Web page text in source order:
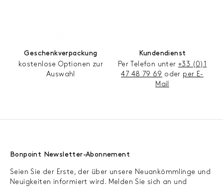
Geschenkverpackung
kostenlose Optionen zur
Auswahl
Kundendienst
Per Telefon unter +33 (0)1
47 48 79 69 oder per E-
Mail
Bonpoint Newsletter-Abonnement
Seien Sie der Erste, der über unsere Neuankömmlinge und
Neuigkeiten informiert wird. Melden Sie sich an und